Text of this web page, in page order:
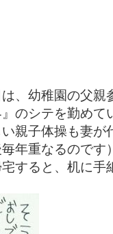
、幼稚園の父親
のシテを勤めて
親子体操も妻が
年重なるのです
すると、机に